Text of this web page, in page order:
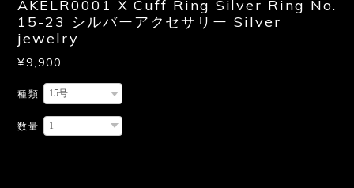
AKELR0001 X Cuff Ring Silver Ring No.
15-23 シルバーアクセサリー Silver
jewelry
¥9,900
種類
数量